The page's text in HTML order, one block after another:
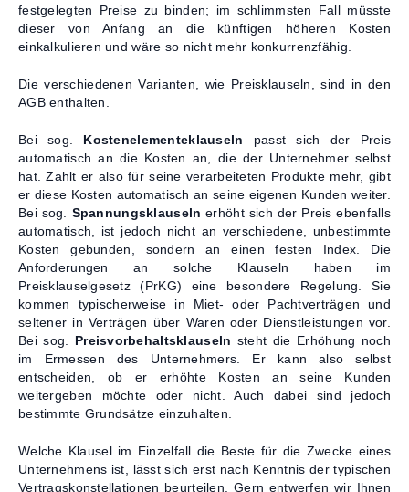
festgelegten Preise zu binden; im schlimmsten Fall müsste
dieser von Anfang an die künftigen höheren Kosten
einkalkulieren und wäre so nicht mehr konkurrenzfähig.
Die verschiedenen Varianten, wie Preisklauseln, sind in den
AGB enthalten.
Bei sog. Kostenelementeklauseln passt sich der Preis
automatisch an die Kosten an, die der Unternehmer selbst
hat. Zahlt er also für seine verarbeiteten Produkte mehr, gibt
er diese Kosten automatisch an seine eigenen Kunden weiter.
Bei sog. Spannungsklauseln erhöht sich der Preis ebenfalls
automatisch, ist jedoch nicht an verschiedene, unbestimmte
Kosten gebunden, sondern an einen festen Index. Die
Anforderungen an solche Klauseln haben im
Preisklauselgesetz (PrKG) eine besondere Regelung. Sie
kommen typischerweise in Miet- oder Pachtverträgen und
seltener in Verträgen über Waren oder Dienstleistungen vor.
Bei sog. Preisvorbehaltsklauseln steht die Erhöhung noch
im Ermessen des Unternehmers. Er kann also selbst
entscheiden, ob er erhöhte Kosten an seine Kunden
weitergeben möchte oder nicht. Auch dabei sind jedoch
bestimmte Grundsätze einzuhalten.
Welche Klausel im Einzelfall die Beste für die Zwecke eines
Unternehmens ist, lässt sich erst nach Kenntnis der typischen
Vertragskonstellationen beurteilen. Gern entwerfen wir Ihnen